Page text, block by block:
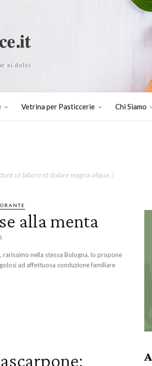
ai dolci
Vetrina per Pasticcerie Chi Siamo
ut labore et dolore magna aliqua. )
alla menta
nella stessa Bologna, lo propone
ad affettuosa conduzione familiare